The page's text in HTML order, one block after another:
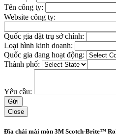
Tên công ty:
Website công ty:
Quốc gia đặt trụ sở chính:
Loại hình kinh doanh:
Quốc gia đang hoạt động:
Thành phố:
Yêu cầu:
Close
Đĩa chải mài mòn 3M Scotch-Brite™